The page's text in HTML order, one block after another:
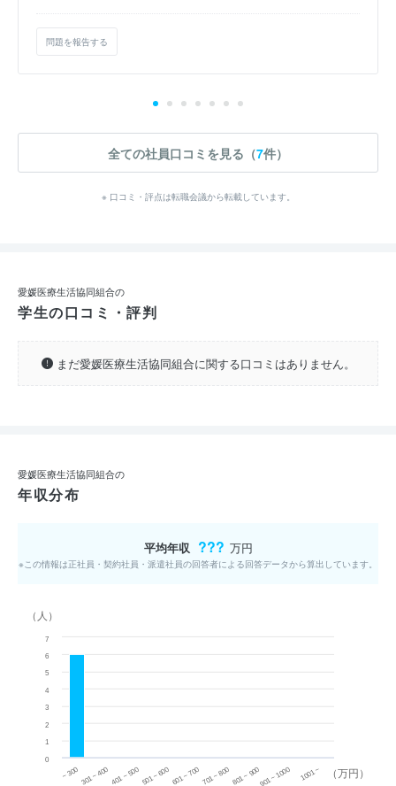
問題を報告する
全ての社員口コミを見る（7件）
※ 口コミ・評点は転職会議から転載しています。
愛媛医療生活協同組合の
学生の口コミ・評判
まだ愛媛医療生活協同組合に関する口コミはありません。
愛媛医療生活協同組合の
年収分布
平均年収 ??? 万円
※この情報は正社員・契約社員・派遣社員の回答者による回答データから算出しています。
（万円）
（人）
~ 300 301 ~ 400 401 ~ 500501 ~ 600601 ~ 700701 ~ 800801 ~ 900901 ~ 1000 1001 ~
0
1
2
3
4
5
6
7